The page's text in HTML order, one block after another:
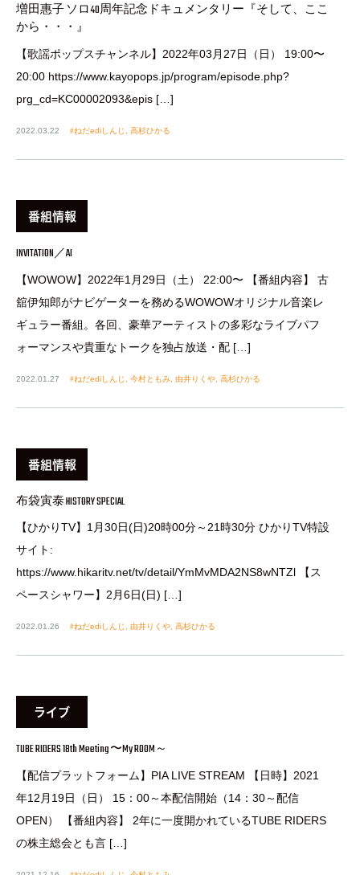
増田惠子 ソロ40周年記念ドキュメンタリー『そして、ここ
から・・・』
【歌謡ポップスチャンネル】2022年03月27日（日） 19:00〜
20:00 https://www.kayopops.jp/program/episode.php?
prg_cd=KC00002093&epis […]
2022.03.22 ねだediしんじ 高杉ひかる
番組情報
INVITATION／AI
【WOWOW】2022年1月29日（土） 22:00〜 【番組内容】 古
舘伊知郎がナビゲーターを務めるWOWOWオリジナル音楽レ
ギュラー番組。各回、豪華アーティストの多彩なライブパフ
ォーマンスや貴重なトークを独占放送・配 […]
2022.01.27 ねだediしんじ 今村ともみ 由井りくや 高杉ひかる
番組情報
布袋寅泰 HISTORY SPECIAL
【ひかりTV】1月30日(日)20時00分～21時30分 ひかりTV特設
サイト:
https://www.hikaritv.net/tv/detail/YmMvMDA2NS8wNTZl 【ス
ペースシャワー】2月6日(日) […]
2022.01.26 ねだediしんじ, 由井りくや, 高杉ひかる
ライブ
TUBE RIDERS 18th Meeting 〜My ROOM～
【配信プラットフォーム】PIA LIVE STREAM 【日時】2021
年12月19日（日） 15：00～本配信開始（14：30～配信
OPEN） 【番組内容】 2年に一度開かれているTUBE RIDERS
の株主総会とも言 […]